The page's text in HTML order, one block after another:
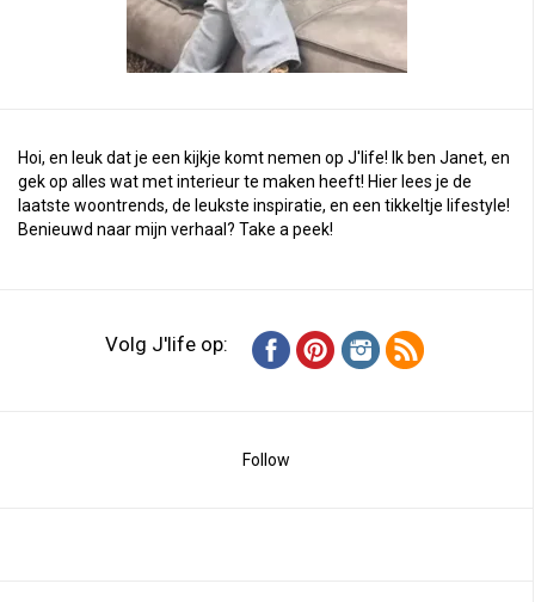
Hoi, en leuk dat je een kijkje komt nemen op J'life! Ik ben Janet, en
gek op alles wat met interieur te maken heeft! Hier lees je de
laatste woontrends, de leukste inspiratie, en een tikkeltje lifestyle!
Benieuwd naar mijn verhaal? Take a peek!
Volg J'life op:
Follow